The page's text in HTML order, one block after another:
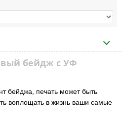
бейдж с УФ
воплощать в жизнь ваши самые